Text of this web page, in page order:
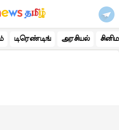
டிரெண்டிங் அரசியல்